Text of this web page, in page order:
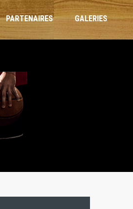
PARTENAIRES GALERIES